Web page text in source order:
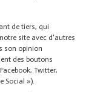
de tiers, qui
site avec d'autres
son opinion
des boutons
Twitter,
Social »).